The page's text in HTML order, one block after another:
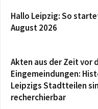
Hallo Leipzig: So
August 2026
Akten aus der Zeit vor
Eingemeindungen:
Leipzigs Stadtteilen
recherchierbar